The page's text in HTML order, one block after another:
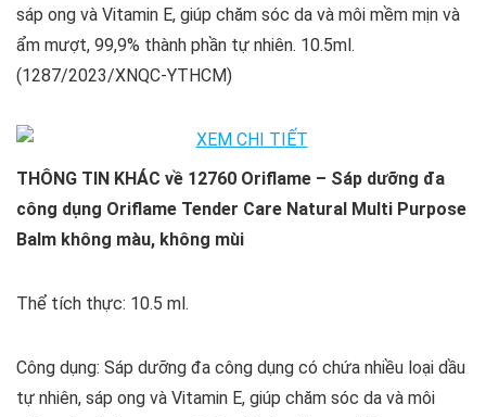
sáp ong và Vitamin E, giúp chăm sóc da và môi mềm mịn và
ẩm mượt, 99,9% thành phần tự nhiên. 10.5ml.
(1287/2023/XNQC-YTHCM)
THÔNG TIN KHÁC về 12760 Oriflame – Sáp dưỡng đa
công dụng Oriflame Tender Care Natural Multi Purpose
Balm không màu, không mùi
Thể tích thực: 10.5 ml.
Công dụng: Sáp dưỡng đa công dụng có chứa nhiều loại dầu
tự nhiên, sáp ong và Vitamin E, giúp chăm sóc da và môi